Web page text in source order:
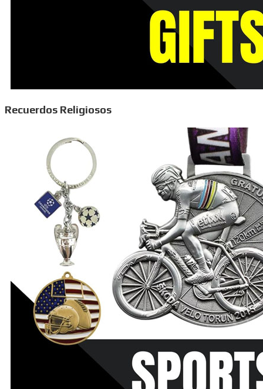
Recuerdos Religiosos